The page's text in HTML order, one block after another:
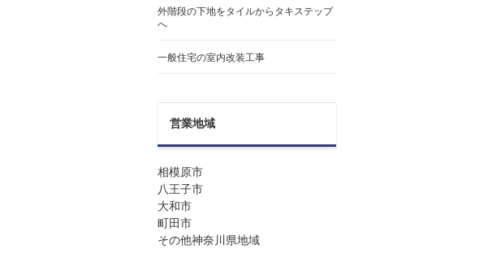
外階段の下地をタイルからタキステップ
へ
一般住宅の室内改装工事
営業地域
相模原市
八王子市
大和市
町田市
その他神奈川県地域